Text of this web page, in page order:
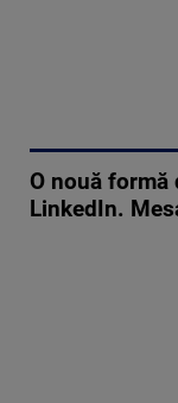
O nouă formă
LinkedIn.